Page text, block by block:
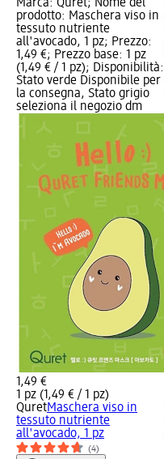
Marca: Quret; Nome del
prodotto: Maschera viso in
tessuto nutriente
all'avocado, 1 pz; Prezzo:
1,49 €; Prezzo base: 1 pz
(1,49 € / 1 pz); Disponibilità:
Stato verde Disponibile per
la consegna, Stato grigio
seleziona il negozio dm
1,49 €
1 pz (1,49 € / 1 pz)
QuretMaschera viso in
tessuto nutriente
all'avocado, 1 pz
(4)